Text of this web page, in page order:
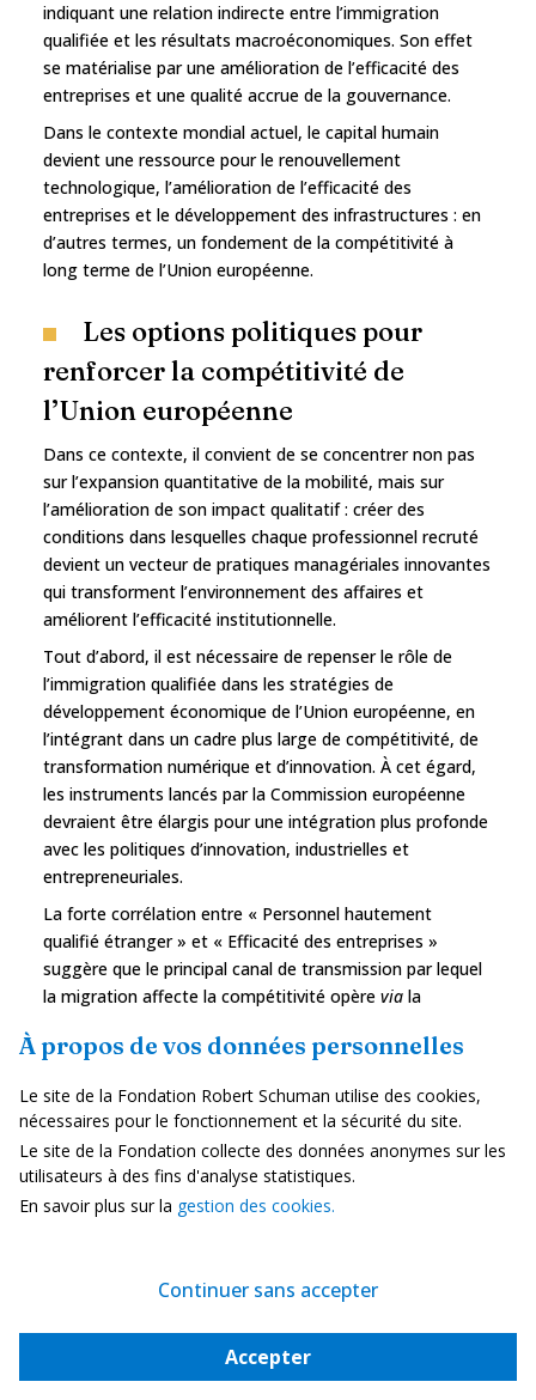
À propos de vos données personnelles
Le site de la Fondation Robert Schuman utilise des cookies,
nécessaires pour le fonctionnement et la sécurité du site.
Le site de la Fondation collecte des données anonymes sur les
utilisateurs à des fins d'analyse statistiques.
En savoir plus sur la gestion des cookies.
Continuer sans accepter
Accepter
indiquant une relation indirecte entre l’immigration
qualifiée et les résultats macroéconomiques. Son effet
se matérialise par une amélioration de l’efficacité des
entreprises et une qualité accrue de la gouvernance.
Dans le contexte mondial actuel, le capital humain
devient une ressource pour le renouvellement
technologique, l’amélioration de l’efficacité des
entreprises et le développement des infrastructures : en
d’autres termes, un fondement de la compétitivité à
long terme de l’Union européenne.
Les options politiques pour
renforcer la compétitivité de
l’Union européenne
Dans ce contexte, il convient de se concentrer non pas
sur l’expansion quantitative de la mobilité, mais sur
l’amélioration de son impact qualitatif : créer des
conditions dans lesquelles chaque professionnel recruté
devient un vecteur de pratiques managériales innovantes
qui transforment l’environnement des affaires et
améliorent l’efficacité institutionnelle.
Tout d’abord, il est nécessaire de repenser le rôle de
l’immigration qualifiée dans les stratégies de
développement économique de l’Union européenne, en
l’intégrant dans un cadre plus large de compétitivité, de
transformation numérique et d’innovation. À cet égard,
les instruments lancés par la Commission européenne
devraient être élargis pour une intégration plus profonde
avec les politiques d’innovation, industrielles et
entrepreneuriales.
La forte corrélation entre « Personnel hautement
qualifié étranger » et « Efficacité des entreprises »
suggère que le principal canal de transmission par lequel
la migration affecte la compétitivité opère via la
capacité de transformation numérique. Des lors, la
connexions par le biais d’incitations financières et
fiscales, l’extension des opportunités de stages en
entreprise et la création de plateformes d’échange de
pratiques managériales.
double interaction : des institutions efficaces attirent les
talents, tandis que leur présence renforce à son tour la
qualité institutionnelle. Comme le souligne lenouveau
programme européen d’innovation